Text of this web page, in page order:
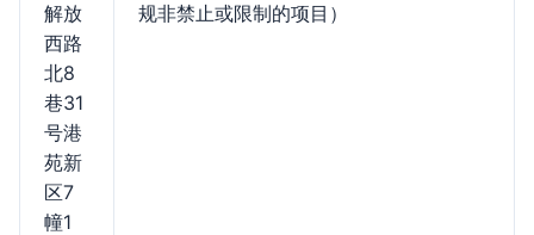
解放
西路
北8
巷31
号港
苑新
区7
幢1
规非禁止或限制的项目）